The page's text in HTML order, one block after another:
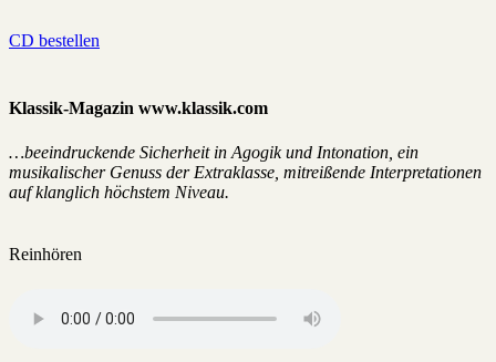
CD bestellen
Klassik-Magazin www.klassik.com
…beeindruckende Sicherheit in Agogik und Intonation, ein
musikalischer Genuss der Extraklasse, mitreißende Interpretationen
auf klanglich höchstem Niveau.
Reinhören